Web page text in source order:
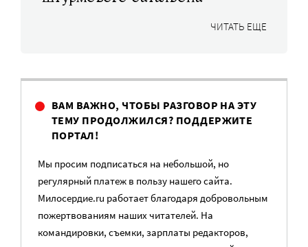
ЧИТАТЬ ЕЩЕ
ВАМ ВАЖНО, ЧТОБЫ РАЗГОВОР НА ЭТУ
ТЕМУ ПРОДОЛЖИЛСЯ? ПОДДЕРЖИТЕ
ПОРТАЛ!
Мы просим подписаться на небольшой, но
регулярный платеж в пользу нашего сайта.
Милосердие.ru работает благодаря добровольным
пожертвованиям наших читателей. На
командировки, съемки, зарплаты редакторов,